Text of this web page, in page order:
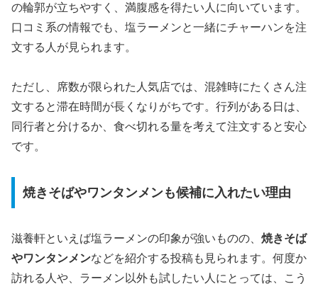
の輪郭が立ちやすく、満腹感を得たい人に向いています。
口コミ系の情報でも、塩ラーメンと一緒にチャーハンを注
文する人が見られます。
ただし、席数が限られた人気店では、混雑時にたくさん注
文すると滞在時間が長くなりがちです。行列がある日は、
同行者と分けるか、食べ切れる量を考えて注文すると安心
です。
焼きそばやワンタンメンも候補に入れたい理由
滋養軒といえば塩ラーメンの印象が強いものの、 焼きそば
やワンタンメンなどを紹介する投稿も見られます。何度か
訪れる人や、ラーメン以外も試したい人にとっては、こう